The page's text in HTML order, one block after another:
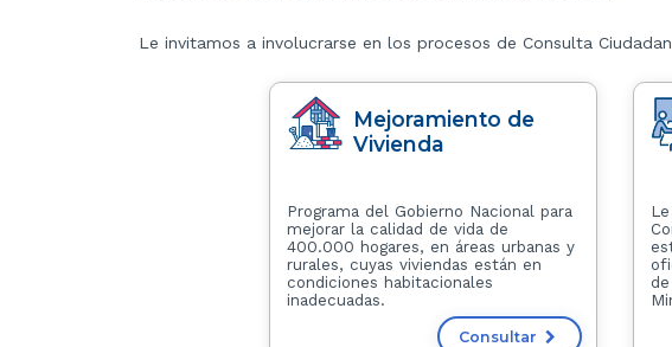
Le invitamos a involucrarse en los procesos de Consulta
Mejoramiento de
Vivienda
Programa del Gobierno Nacional para
mejorar la calidad de vida de
400.000 hogares, en áreas urbanas y
rurales, cuyas viviendas están en
condiciones habitacionales
inadecuadas.
Consultar